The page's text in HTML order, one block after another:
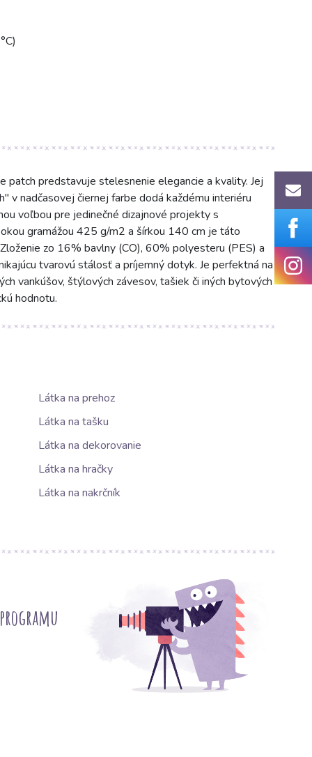
predstavuje stelesnenie elegancie a kvality. Jej
v nadčasovej čiernej farbe dodá každému interiéru
voľbou pre jedinečné dizajnové projekty s
gramážou 425 g/m2 a šírkou 140 cm je táto
zo 16% bavlny (CO), 60% polyesteru (PES) a
tvarovú stálosť a príjemný dotyk. Je perfektná na
vankúšov, štýlových závesov, tašiek či iných bytových
hodnotu.
Látka na prehoz
Látka na tašku
Látka na dekorovanie
Látka na hračky
Látka na nakrčník